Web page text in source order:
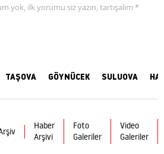
yok, ilk yorumu siz yazın, tartışalım *
TAŞOVA GÖYNÜCEK SULUOVA
Haber
Arşivi
Foto
Galeriler
Video
Galeriler